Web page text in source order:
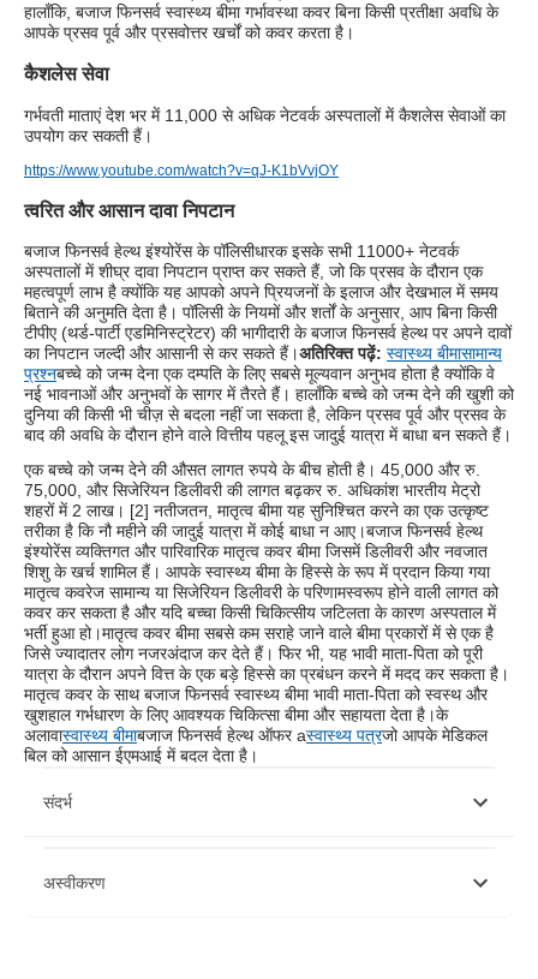
हालाँकि, बजाज फिनसर्व स्वास्थ्य बीमा गर्भावस्था कवर बिना किसी प्रतीक्षा अवधि के
आपके प्रसव पूर्व और प्रसवोत्तर खर्चों को कवर करता है।
कैशलेस सेवा
गर्भवती माताएं देश भर में 11,000 से अधिक नेटवर्क अस्पतालों में कैशलेस सेवाओं का
उपयोग कर सकती हैं।
https://www.youtube.com/watch?v=qJ-K1bVvjOY
त्वरित और आसान दावा निपटान
बजाज फिनसर्व हेल्थ इंश्योरेंस के पॉलिसीधारक इसके सभी 11000+ नेटवर्क
अस्पतालों में शीघ्र दावा निपटान प्राप्त कर सकते हैं, जो कि प्रसव के दौरान एक
महत्वपूर्ण लाभ है क्योंकि यह आपको अपने प्रियजनों के इलाज और देखभाल में समय
बिताने की अनुमति देता है। पॉलिसी के नियमों और शर्तों के अनुसार, आप बिना किसी
टीपीए (थर्ड-पार्टी एडमिनिस्ट्रेटर) की भागीदारी के बजाज फिनसर्व हेल्थ पर अपने दावों
का निपटान जल्दी और आसानी से कर सकते हैं।अतिरिक्त पढ़ें: स्वास्थ्य बीमासामान्य
प्रश्नबच्चे को जन्म देना एक दम्पति के लिए सबसे मूल्यवान अनुभव होता है क्योंकि वे
नई भावनाओं और अनुभवों के सागर में तैरते हैं। हालाँकि बच्चे को जन्म देने की खुशी को
दुनिया की किसी भी चीज़ से बदला नहीं जा सकता है, लेकिन प्रसव पूर्व और प्रसव के
बाद की अवधि के दौरान होने वाले वित्तीय पहलू इस जादुई यात्रा में बाधा बन सकते हैं।
एक बच्चे को जन्म देने की औसत लागत रुपये के बीच होती है। 45,000 और रु.
75,000, और सिजेरियन डिलीवरी की लागत बढ़कर रु. अधिकांश भारतीय मेट्रो
शहरों में 2 लाख। [2] नतीजतन, मातृत्व बीमा यह सुनिश्चित करने का एक उत्कृष्ट
तरीका है कि नौ महीने की जादुई यात्रा में कोई बाधा न आए।बजाज फिनसर्व हेल्थ
इंश्योरेंस व्यक्तिगत और पारिवारिक मातृत्व कवर बीमा जिसमें डिलीवरी और नवजात
शिशु के खर्च शामिल हैं। आपके स्वास्थ्य बीमा के हिस्से के रूप में प्रदान किया गया
मातृत्व कवरेज सामान्य या सिजेरियन डिलीवरी के परिणामस्वरूप होने वाली लागत को
कवर कर सकता है और यदि बच्चा किसी चिकित्सीय जटिलता के कारण अस्पताल में
भर्ती हुआ हो।मातृत्व कवर बीमा सबसे कम सराहे जाने वाले बीमा प्रकारों में से एक है
जिसे ज्यादातर लोग नजरअंदाज कर देते हैं। फिर भी, यह भावी माता-पिता को पूरी
यात्रा के दौरान अपने वित्त के एक बड़े हिस्से का प्रबंधन करने में मदद कर सकता है।
मातृत्व कवर के साथ बजाज फिनसर्व स्वास्थ्य बीमा भावी माता-पिता को स्वस्थ और
खुशहाल गर्भधारण के लिए आवश्यक चिकित्सा बीमा और सहायता देता है।के
अलावास्वास्थ्य बीमाबजाज फिनसर्व हेल्थ ऑफर aस्वास्थ्य पत्रजो आपके मेडिकल
बिल को आसान ईएमआई में बदल देता है।
संदर्भ
https://www.who.int/news-room/fact-sheets/detail/levels-and-
अस्वीकरण